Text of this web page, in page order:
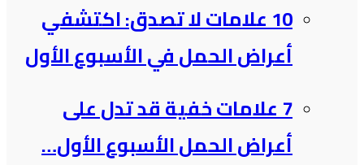
10 علامات لا تصدق: اكتشفي
أعراض الحمل في الأسبوع الأول
7 علامات خفية قد تدل على
أعراض الحمل الأسبوع الأول…